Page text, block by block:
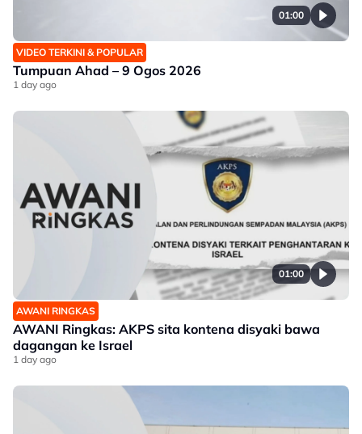
01:00
VIDEO TERKINI & POPULAR
Tumpuan Ahad – 9 Ogos 2026
1 day ago
01:00
AWANI RINGKAS
AWANI Ringkas: AKPS sita kontena disyaki bawa
dagangan ke Israel
1 day ago